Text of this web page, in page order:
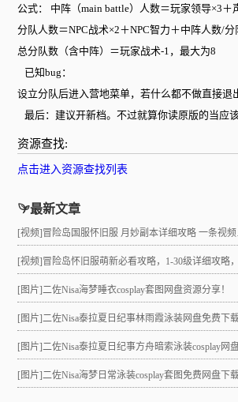
公式： 中阵（main battle）人数＝玩家领导×3＋
分队人数＝NPC战术×2＋NPC智力＋中阵人数/
总分队数（含中阵）＝玩家战术-1，最大为8
已知bug：
设立分队后进入营地菜单，若什么都不做直接
最后：建议开新档。不过就算你读原版的当应
资源查找:
点击进入资源查找列表
最新文章
[视频] 冒险岛国服怀旧服 月妙副本详细攻略 一条视频助力10级直升21 组队不求人
[视频] 冒险岛怀旧服萌新必看攻略，1-30级详细攻略，3小时就能到21级！
[图片]二佐Nisa海梦睡衣cosplay套图网盘资源分享！
[图片]二佐Nisa泰拉夏日纪事林雨霞泳装网盘免费下
[图片]二佐Nisa泰拉夏日纪事方舟暗索泳装cosplay网盘分享
[图片]二佐Nisa海梦日常泳装cosplay套图免费网盘下